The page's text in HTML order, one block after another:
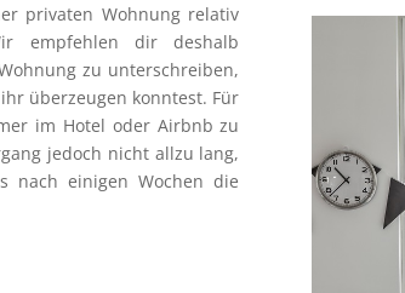
privaten Wohnung relativ
empfehlen dir deshalb
zu unterschreiben,
überzeugen konntest. Für
im Hotel oder Airbnb zu
jedoch nicht allzu lang,
nach einigen Wochen die